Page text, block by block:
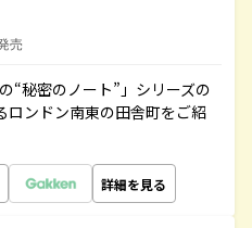
売
“秘密のノート”」シリーズの
ロンドン南東の田舎町をご紹
詳細を見る